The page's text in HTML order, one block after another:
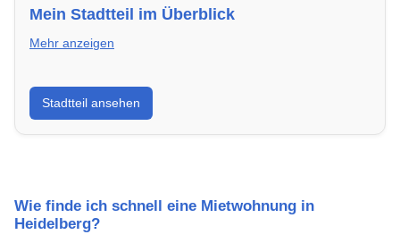
Mein Stadtteil im Überblick
Mehr anzeigen
Erfahre mehr über deinen Stadtteil in Heidelberg:
Lebensqualität, Verkehrsanbindung, Schulen,
Freizeitmöglichkeiten und Mietpreise.
Stadtteil ansehen
Wie finde ich schnell eine Mietwohnung in
Heidelberg?